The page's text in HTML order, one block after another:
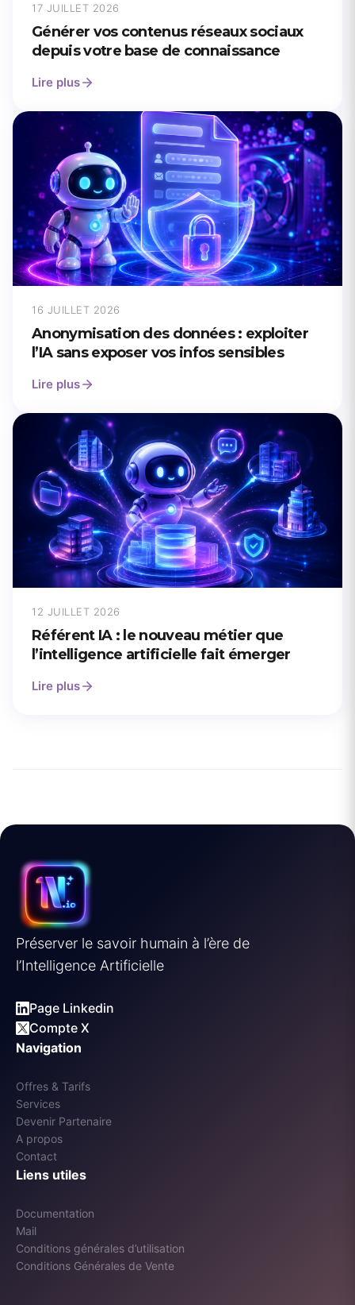
17 JUILLET 2026
Générer vos contenus réseaux sociaux
depuis votre base de connaissance
Lire plus
16 JUILLET 2026
Anonymisation des données : exploiter
l’IA sans exposer vos infos sensibles
Lire plus
12 JUILLET 2026
Référent IA : le nouveau métier que
l’intelligence artificielle fait émerger
Lire plus
Préserver le savoir humain à l’ère de
l’Intelligence Artificielle
Page Linkedin
Compte X
Navigation
Offres & Tarifs
Services
Devenir Partenaire
A propos
Contact
Liens utiles
Documentation
Mail
Conditions générales d’utilisation
Conditions Générales de Vente